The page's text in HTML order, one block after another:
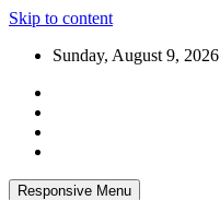
Skip to content
Sunday, August 9, 2026
Responsive Menu